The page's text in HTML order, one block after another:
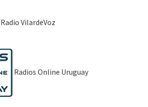
Radio VilardeVoz
Radios Online Uruguay